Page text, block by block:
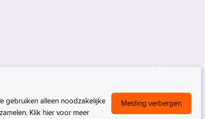
gebruiken alleen noodzakelijke
Klik hier voor meer
Melding verbergen